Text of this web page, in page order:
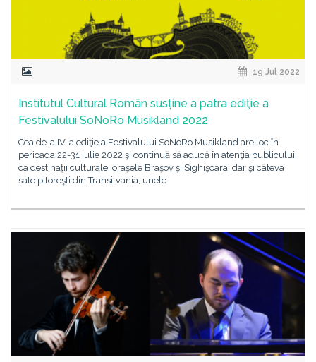
19 Jul 2022
Institutul Cultural Român susține a patra ediţie a
Festivalului SoNoRo Musikland 2022
Cea de-a IV-a ediţie a Festivalului SoNoRo Musikland are loc în
perioada 22-31 iulie 2022 şi continuă să aducă în atenţia publicului,
ca destinaţii culturale, oraşele Braşov şi Sighişoara, dar şi câteva
sate pitoreşti din Transilvania, unele